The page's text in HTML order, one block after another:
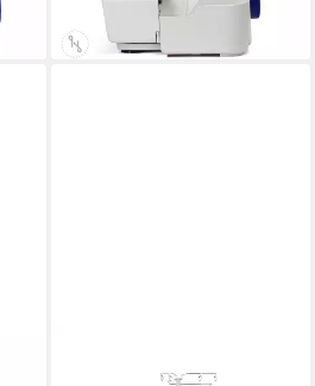
dir lieferbar - in 2-3 Werktagen bei dir
Overlock-Nähmaschine JUKI